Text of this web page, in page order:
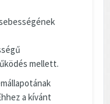
mellett.
a kívánt